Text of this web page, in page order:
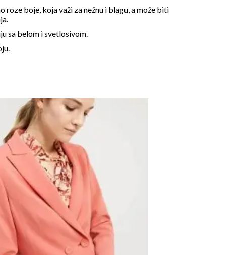
boje, koja važi za nežnu i blagu, a može biti
sa belom i svetlosivom.